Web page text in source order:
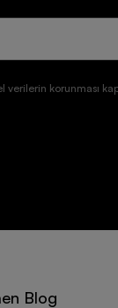
verilerin korunması
Blog